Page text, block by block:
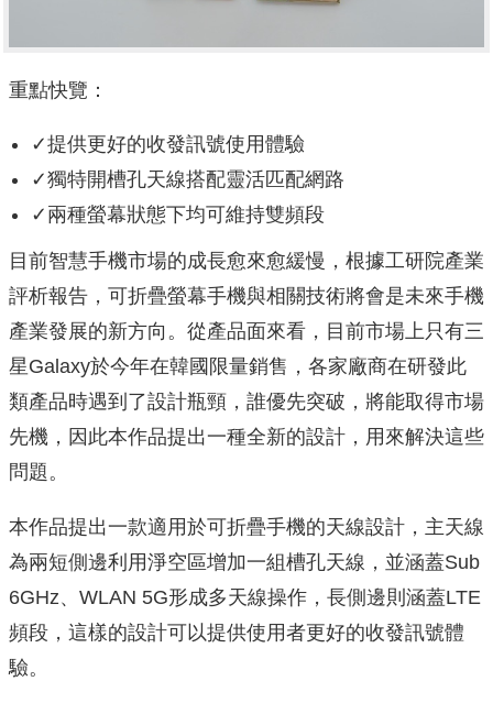
重點快覽：
✓提供更好的收發訊號使用體驗
✓獨特開槽孔天線搭配靈活匹配網路
✓兩種螢幕狀態下均可維持雙頻段
目前智慧手機市場的成長愈來愈緩慢，根據工研院產業
評析報告，可折疊螢幕手機與相關技術將會是未來手機
產業發展的新方向。從產品面來看，目前市場上只有三
星Galaxy於今年在韓國限量銷售，各家廠商在研發此
類產品時遇到了設計瓶頸，誰優先突破，將能取得市場
先機，因此本作品提出一種全新的設計，用來解決這些
問題。
本作品提出一款適用於可折疊手機的天線設計，主天線
為兩短側邊利用淨空區增加一組槽孔天線，並涵蓋Sub
6GHz、WLAN 5G形成多天線操作，長側邊則涵蓋LTE
頻段，這樣的設計可以提供使用者更好的收發訊號體
驗。